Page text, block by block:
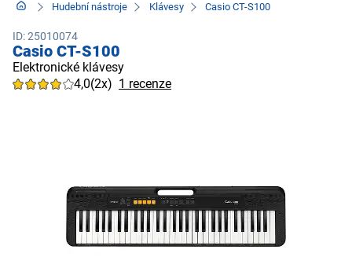
Hudební nástroje Klávesy Casio CT-S100
ID: 25010074
Casio CT-S100
Elektronické klávesy
4,0(2x) 1 recenze